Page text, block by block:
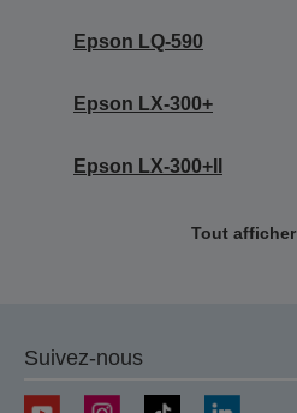
Epson LQ-590
Epson LX-300+
Epson LX-300+II
Tout afficher
Suivez-nous